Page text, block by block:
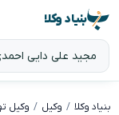
بنیاد وکلا
بنیاد وکلا وکیل وکیل